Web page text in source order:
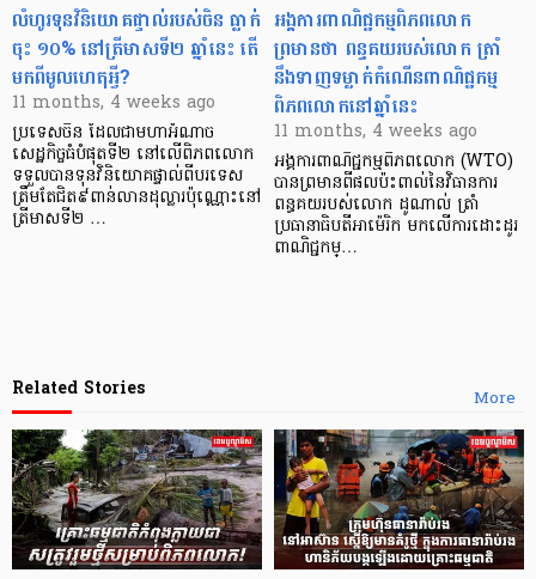
លំហូរទុនវិនិយោគផ្ទាល់របស់ចិន ធ្លាក់
ចុះ ១០% នៅត្រីមាសទី២ ឆ្នាំនេះ តើ
មកពីមូលហេតុអ្វី?
11 months, 4 weeks ago
ប្រទេសចិន ដែលជាមហាអំណាច
សេដ្ឋកិច្ចធំបំផុតទី២ នៅលើពិភពលោក
ទទួលបានទុនវិនិយោគផ្ទាល់ពីបរទេស
ត្រឹមតែជិត៩ពាន់លានដុល្លារប៉ុណ្ណោះនៅ
ត្រីមាសទី២ …
អង្គការពាណិជ្ជកម្មពិភពលោក
ព្រមានថា ពន្ធគយរបស់លោក ត្រាំ
នឹងទាញទម្លាក់កំណើនពាណិជ្ជកម្ម
ពិភពលោកនៅឆ្នាំនេះ
11 months, 4 weeks ago
អង្គការពាណិជ្ជកម្មពិភពលោក (WTO)
បានព្រមានពីផលប៉ះពាល់នៃវិធានការ
ពន្ធគយរបស់លោក ដូណាល់ ត្រាំ
ប្រធានាធិបតីអាម៉េរិក មកលើការដោះដូរ
ពាណិជ្ជកម្…
More
Related Stories